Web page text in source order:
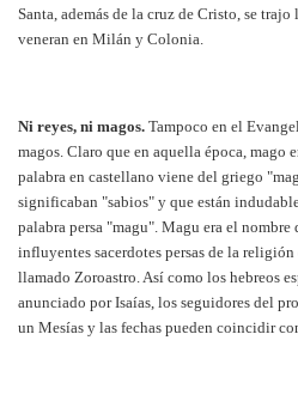
Santa, además de la cruz de Cristo, se trajo
veneran en Milán y Colonia.
Ni reyes, ni magos. Tampoco en el
magos. Claro que en aquella época, mago
palabra en castellano viene del griego
significaban "sabios" y que están
palabra persa "magu". Magu era el nombre
influyentes sacerdotes persas de la
llamado Zoroastro. Así como los hebreos
anunciado por Isaías, los seguidores del
un Mesías y las fechas pueden coincidir